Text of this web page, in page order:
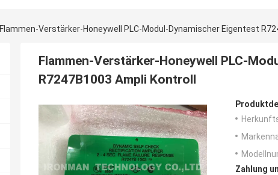
Flammen-Verstärker-Honeywell PLC-Modul-Dynamischer Eigentest
Flammen-Verstärker-Honeywell PLC-
R7247B1003 Ampli Kontroll
Zahlung